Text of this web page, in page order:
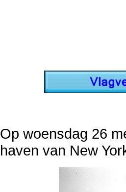
Op woensdag 26
haven van New